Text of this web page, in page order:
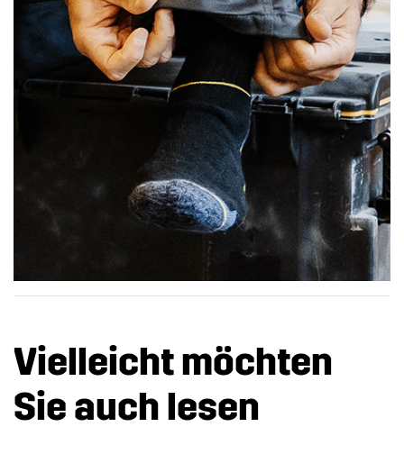
Vielleicht möchten
Sie auch lesen